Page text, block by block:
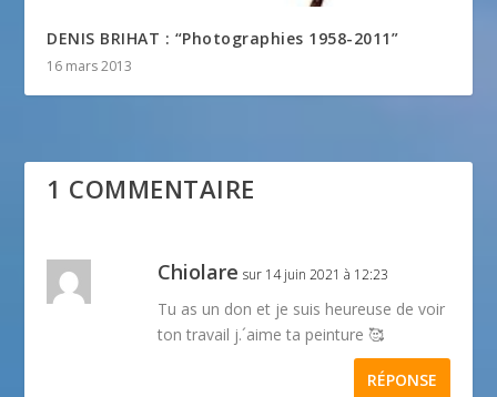
DENIS BRIHAT : “Photographies 1958-2011”
16 mars 2013
1 COMMENTAIRE
Chiolare sur 14 juin 2021 à 12:23
Tu as un don et je suis heureuse de voir
ton travail j.´aime ta peinture 🥰
RÉPONSE